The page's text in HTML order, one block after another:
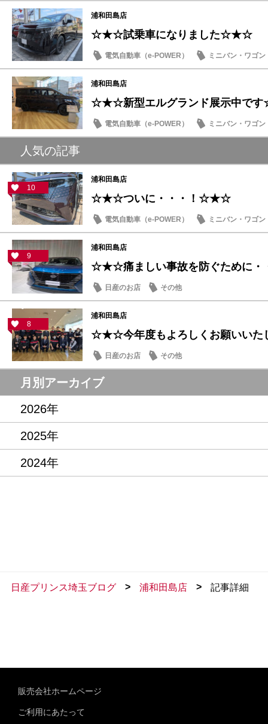
浦和田島店
☆★☆試乗車になりました☆★☆
電気自動車（e-POWER）
ミニバン・ワゴン
日産のお店
浦和田島店
☆★☆新型エルグランド展示中で
電気自動車（e-POWER）
ミニバン・ワゴン
日産のお店
人気の記事
10
浦和田島店
☆★☆ついに・・・！☆★☆
電気自動車（e-POWER）
ミニバン・ワゴン
日産のお店
9
浦和田島店
☆★☆痛ましい事故を防ぐために
日産のお店 その他
8
浦和田島店
☆★☆今年度もよろしくお願いい
日産のお店 その他
月別アーカイブ
2026年
2025年
2024年
日産プリンス埼玉ブログ > 浦和田島店 > 記事詳細
販売会社ホームページ
ご利用にあたって